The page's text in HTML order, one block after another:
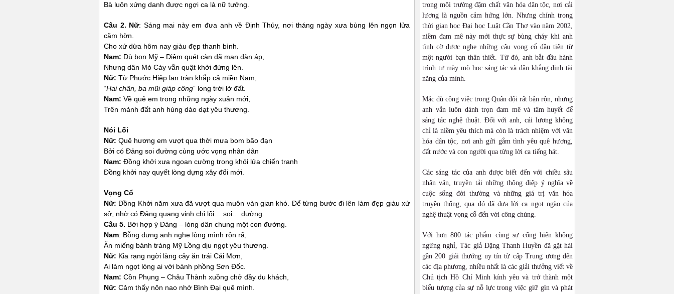
Bà luôn xứng danh được ngợi ca là nữ tướng.
Câu 2. Nữ: Sáng mai này em đưa anh về Định Thủy, nơi tháng ngày xưa bùng lên ngọn lửa
căm hờn.
Cho xứ dừa hôm nay giàu đẹp thanh bình.
Nam: Dù bọn Mỹ – Diệm quét càn dã man đàn áp,
Nhưng dân Mỏ Cày vẫn quật khởi đứng lên.
Nữ: Từ Phước Hiệp lan tràn khắp cả miền Nam,
“Hai chân, ba mũi giáp công” long trời lở đất.
Nam: Về quê em trong những ngày xuân mới,
Trên mảnh đất anh hùng dào dạt yêu thương.
Nói Lối
Nữ: Quê hương em vượt qua thời mưa bom bão đạn
Bởi có Đảng soi đường cùng ước vọng nhân dân
Nam: Đồng khởi xưa ngoan cường trong khói lửa chiến tranh
Đồng khởi nay quyết lòng dựng xây đổi mới.
Vọng Cổ
Nữ: Đồng Khởi năm xưa đã vượt qua muôn vàn gian khó. Để từng bước đi lên làm đẹp giàu xứ
sở, nhờ có Đảng quang vinh chỉ lối… soi… đường.
Câu 5. Bởi hợp ý Đảng – lòng dân chung một con đường.
Nam: Bỗng dưng anh nghe lòng mình rộn rã,
Ăn miếng bánh tráng Mỹ Lồng dịu ngọt yêu thương.
Nữ: Kia rạng ngời làng cây ăn trái Cái Mơn,
Ai làm ngọt lòng ai với bánh phồng Sơn Đốc.
Nam: Cồn Phụng – Châu Thành xuồng chở đầy du khách,
Nữ: Cảm thấy nôn nao nhớ Bình Đại quê mình.
trong môi trường đậm chất văn hóa dân tộc, nơi cải
lương là nguồn cảm hứng lớn. Nhưng chính trong
thời gian học Đại học Luật Cần Thơ vào năm 2002,
niềm đam mê này mới thực sự bùng cháy khi anh
tình cờ được nghe những câu vọng cổ đầu tiên từ
một người bạn thân thiết. Từ đó, anh bắt đầu hành
trình tự mày mò học sáng tác và dần khẳng định tài
năng của mình.
Mặc dù công việc trong Quân đội rất bận rộn, nhưng
anh vẫn luôn dành trọn đam mê và tâm huyết để
sáng tác nghệ thuật. Đối với anh, cải lương không
chỉ là niềm yêu thích mà còn là trách nhiệm với văn
hóa dân tộc, nơi anh gửi gắm tình yêu quê hương,
đất nước và con người qua từng lời ca tiếng hát.
Các sáng tác của anh được biết đến với chiều sâu
nhân văn, truyền tải những thông điệp ý nghĩa về
cuộc sống đời thường và những giá trị văn hóa
truyền thống, qua đó đã đưa lời ca ngọt ngào của
nghệ thuật vọng cổ đến với công chúng.
Với hơn 800 tác phẩm cùng sự cống hiến không
ngừng nghỉ, Tác giả Đặng Thanh Huyền đã gặt hái
gần 200 giải thưởng uy tín từ cấp Trung ương đến
các địa phương, nhiều nhất là các giải thưởng viết về
Chủ tịch Hồ Chí Minh kính yêu và trở thành một
biểu tượng của sự nỗ lực trong việc giữ gìn và phát